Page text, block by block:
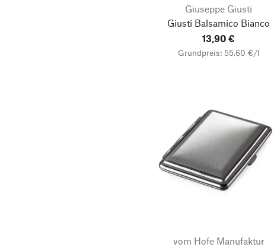
Giuseppe Giusti
Giusti Balsamico Bianco
13,90 €
Grundpreis: 55,60 €/l
vom Hofe Manufaktur